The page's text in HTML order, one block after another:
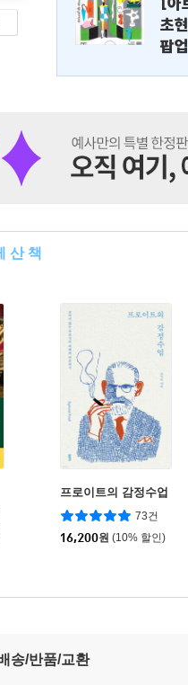
초
팝
산 책
프로이트의 감정수업
73건
16,200원 (10% 할인)
송/반품/교환